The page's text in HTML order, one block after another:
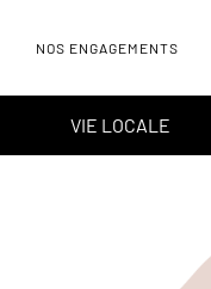
NOS ENGAGEMENTS
VIE LOCALE